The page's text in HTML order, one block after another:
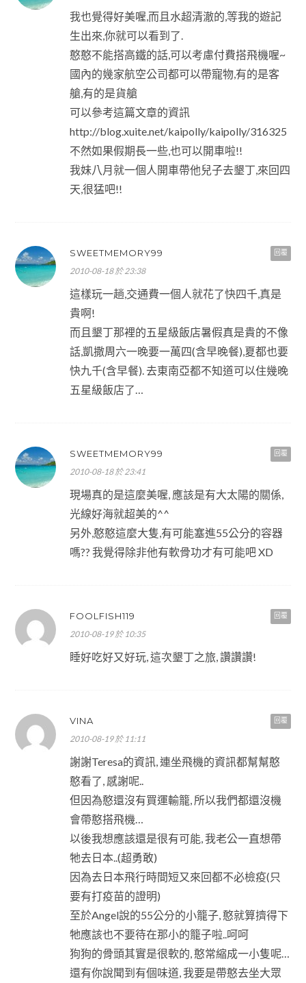
我也覺得好美喔,而且水超清澈的,等我的遊記
生出來,你就可以看到了.
憨憨不能搭高鐵的話,可以考慮付費搭飛機喔~
國內的幾家航空公司都可以帶寵物,有的是客
艙,有的是貨艙
可以參考這篇文章的資訊
http://blog.xuite.net/kaipolly/kaipolly/316325
不然如果假期長一些,也可以開車啦!!
我妹八月就一個人開車帶他兒子去墾丁,來回四
天,很猛吧!!
回覆
SWEETMEMORY99
2010-08-18 於 23:38
這樣玩一趟,交通費一個人就花了快四千,真是
貴啊!
而且墾丁那裡的五星級飯店暑假真是貴的不像
話,凱撒周六一晚要一萬四(含早晚餐),夏都也要
快九千(含早餐). 去東南亞都不知道可以住幾晚
五星級飯店了…
回覆
SWEETMEMORY99
2010-08-18 於 23:41
現場真的是這麼美喔, 應該是有大太陽的關係,
光線好海就超美的^^
另外,憨憨這麼大隻,有可能塞進55公分的容器
嗎?? 我覺得除非他有軟骨功才有可能吧 XD
回覆
FOOLFISH119
2010-08-19 於 10:35
睡好吃好又好玩, 這次墾丁之旅, 讚讚讚!
回覆
VINA
2010-08-19 於 11:11
謝謝Teresa的資訊, 連坐飛機的資訊都幫幫憨
憨看了, 感謝呢..
但因為憨還沒有買運輸籠, 所以我們都還沒機
會帶憨搭飛機…
以後我想應該還是很有可能, 我老公一直想帶
牠去日本..(超勇敢)
因為去日本飛行時間短又來回都不必檢疫(只
要有打疫苗的證明)
至於Angel說的55公分的小籠子, 憨就算擠得下
牠應該也不要待在那小的籠子啦..呵呵
狗狗的骨頭其實是很軟的, 憨常縮成一小隻呢…
還有你說聞到有個味道, 我要是帶憨去坐大眾